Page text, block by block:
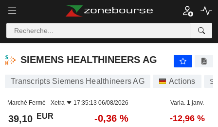
SIEMENS HEALTHINEERS AG
SIEMENS HEALTHINEERS AG
Transcripts Siemens Healthineers AG Actions
Marché Fermé - Xetra 17:35:13 06/08/2026 Varia. 1 janv.
39,10 EUR -0,36 % -12,96 %